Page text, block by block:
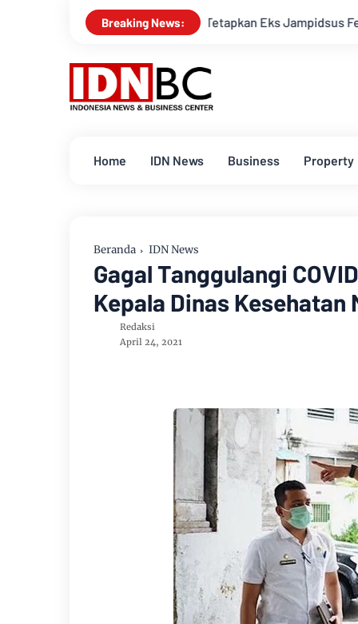
Breaking News:
Polisi Tetapkan Eks Jampidsus Febrie Adriansyah
Home IDN News Business Property
Beranda IDN News
Gagal Tanggulangi
Kepala Dinas Kesehatan
Redaksi
April 24, 2021